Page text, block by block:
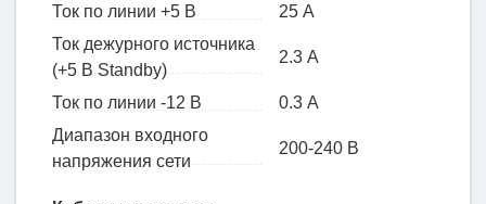
Ток по линии +5 В
25 А
Ток дежурного источника
(+5 В Standby)
2.3 А
Ток по линии -12 В
0.3 А
Диапазон входного
напряжения сети
200-240 В